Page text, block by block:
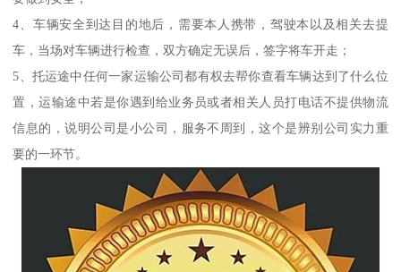
4、车辆安全到达目的地后，需要本人携带，驾驶本以及相关去提
车，当场对车辆进行检查，双方确定无误后，签字将车开走；
5、托运途中任何一家运输公司都有权去帮你查看车辆达到了什么位
置，运输途中若是你遇到给业务员或者相关人员打电话不提供物流
信息的，说明公司是小公司，服务不周到，这个是辨别公司实力重
要的一环节。